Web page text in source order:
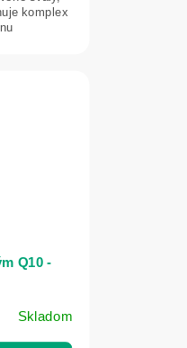
komplex
Q10 -
Skladom